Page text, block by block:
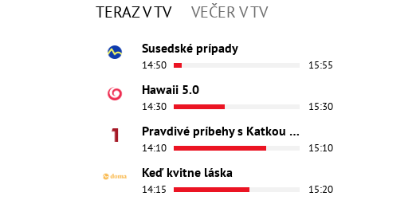
TERAZ V TV VEČER V TV
Susedské prípady
14:50 15:55
Hawaii 5.0
14:30 15:30
Pravdivé príbehy s Katkou Brychtovou
14:10 15:10
Keď kvitne láska
14:15 15:20